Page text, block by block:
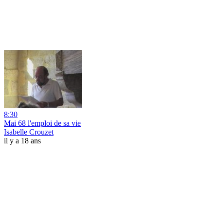
8:30
Mai 68 l'emploi de sa vie
Isabelle Crouzet
il y a 18 ans